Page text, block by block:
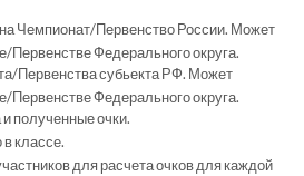
Чемпионат/Первенство России. Может
Первенстве Федерального округа.
Первенства субьекта РФ. Может
Первенстве Федерального округа.
полученные очки.
классе.
для расчета очков для каждой